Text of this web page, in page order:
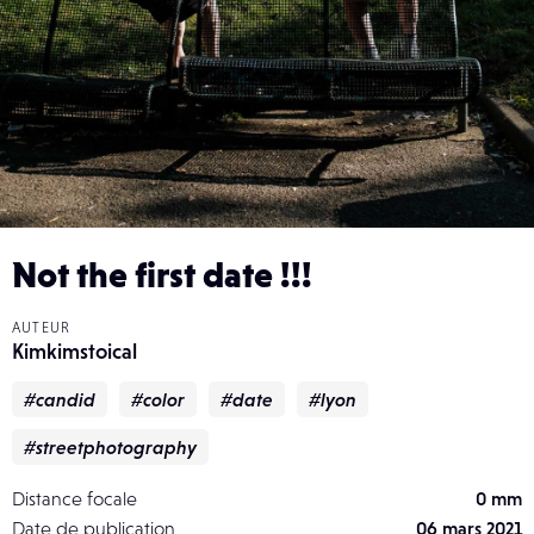
Not the first date !!!
AUTEUR
Kimkimstoical
#candid #color #date #lyon
#streetphotography
Distance focale
0 mm
Date de publication
06 mars 2021